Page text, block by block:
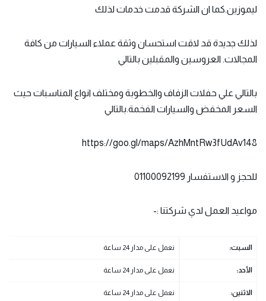
ليموزين.كما ان الشركة قدمت خدمات لذلك
لذلك جديدة قد لاقت استحسان وثقة عملاء السيارات من كافة
المجالات. العروسين والمقبلين بالتالي
بالتالي علي حفلات الزفاف والخطوبة ومختلف انواع المناسبات حيث
السعر المخفض والسيارات الفخمة.بالتالي
https://goo.gl/maps/AzhMntRw3fUdAv148
للحجز و الاستفسار 01100092199
مواعيد العمل لدي شركتنا :-
السبت: نعمل على مدار 24 ساعة
الأحد: نعمل على مدار 24 ساعة
الاثنين: نعمل على مدار 24 ساعة